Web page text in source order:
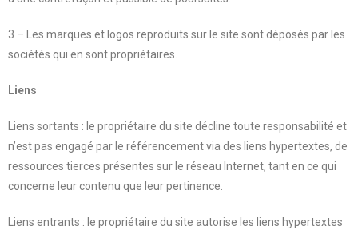
3 – Les marques et logos reproduits sur le site sont déposés par les
sociétés qui en sont propriétaires.
Liens
Liens sortants : le propriétaire du site décline toute responsabilité et
n’est pas engagé par le référencement via des liens hypertextes, de
ressources tierces présentes sur le réseau Internet, tant en ce qui
concerne leur contenu que leur pertinence.
Liens entrants : le propriétaire du site autorise les liens hypertextes